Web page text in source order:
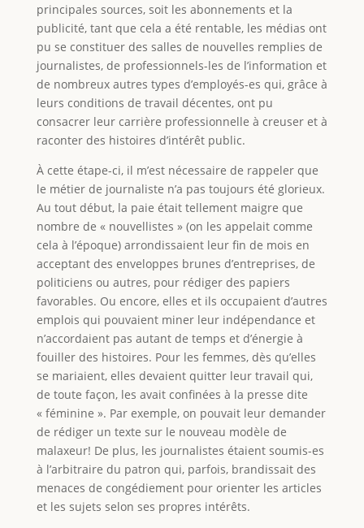
principales sources, soit les abonnements et la
publicité, tant que cela a été rentable, les médias ont
pu se constituer des salles de nouvelles remplies de
journalistes, de professionnels-les de l’information et
de nombreux autres types d’employés-es qui, grâce à
leurs conditions de travail décentes, ont pu
consacrer leur carrière professionnelle à creuser et à
raconter des histoires d’intérêt public.
À cette étape-ci, il m’est nécessaire de rappeler que
le métier de journaliste n’a pas toujours été glorieux.
Au tout début, la paie était tellement maigre que
nombre de « nouvellistes » (on les appelait comme
cela à l’époque) arrondissaient leur fin de mois en
acceptant des enveloppes brunes d’entreprises, de
politiciens ou autres, pour rédiger des papiers
favorables. Ou encore, elles et ils occupaient d’autres
emplois qui pouvaient miner leur indépendance et
n’accordaient pas autant de temps et d’énergie à
fouiller des histoires. Pour les femmes, dès qu’elles
se mariaient, elles devaient quitter leur travail qui,
de toute façon, les avait confinées à la presse dite
« féminine ». Par exemple, on pouvait leur demander
de rédiger un texte sur le nouveau modèle de
malaxeur! De plus, les journalistes étaient soumis-es
à l’arbitraire du patron qui, parfois, brandissait des
menaces de congédiement pour orienter les articles
et les sujets selon ses propres intérêts.